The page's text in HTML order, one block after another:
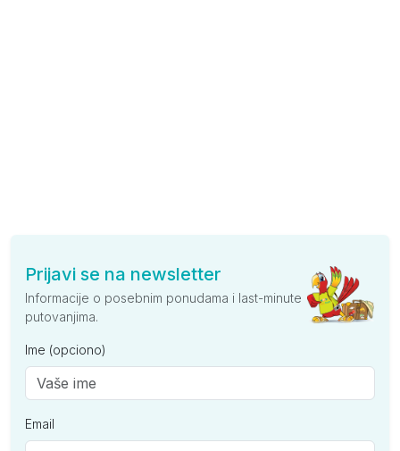
Prijavi se na newsletter
Informacije o posebnim ponudama i last-minute
putovanjima.
Ime (opciono)
Email